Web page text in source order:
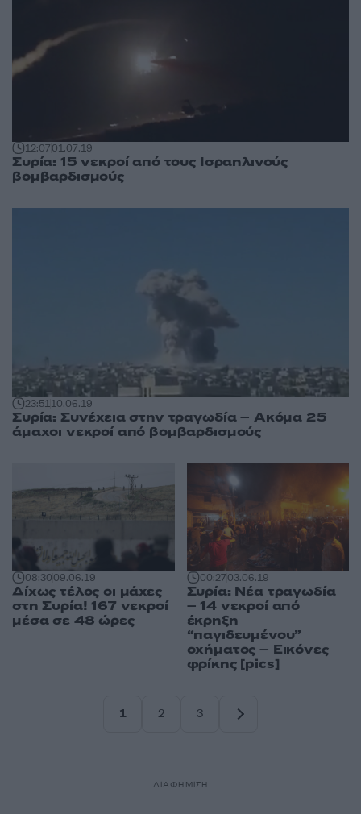
12:0701.07.19
Συρία: 15 νεκροί από τους Ισραηλινούς
βομβαρδισμούς
23:5110.06.19
Συρία: Συνέχεια στην τραγωδία – Ακόμα 25
άμαχοι νεκροί από βομβαρδισμούς
08:3009.06.19
Δίχως τέλος οι μάχες
στη Συρία! 167 νεκροί
μέσα σε 48 ώρες
00:2703.06.19
Συρία: Νέα τραγωδία
– 14 νεκροί από
έκρηξη
“παγιδευμένου”
οχήματος – Εικόνες
φρίκης [pics]
1
2
3
ΔΙΑΦΗΜΙΣΗ